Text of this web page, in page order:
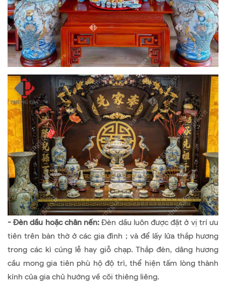
- Đèn dầu hoặc chân nến:Đèn dầu luôn được đặt ở vị trí ưu
tiên trên bàn thờ ở các gia đình ; và để lấy lửa thắp hương
trong các kì cúng lễ hay giỗ chạp. Thắp đèn, dâng hương
cầu mong gia tiên phù hộ độ trì, thể hiện tấm lòng thành
kính của gia chủ hướng về cõi thiêng liêng.